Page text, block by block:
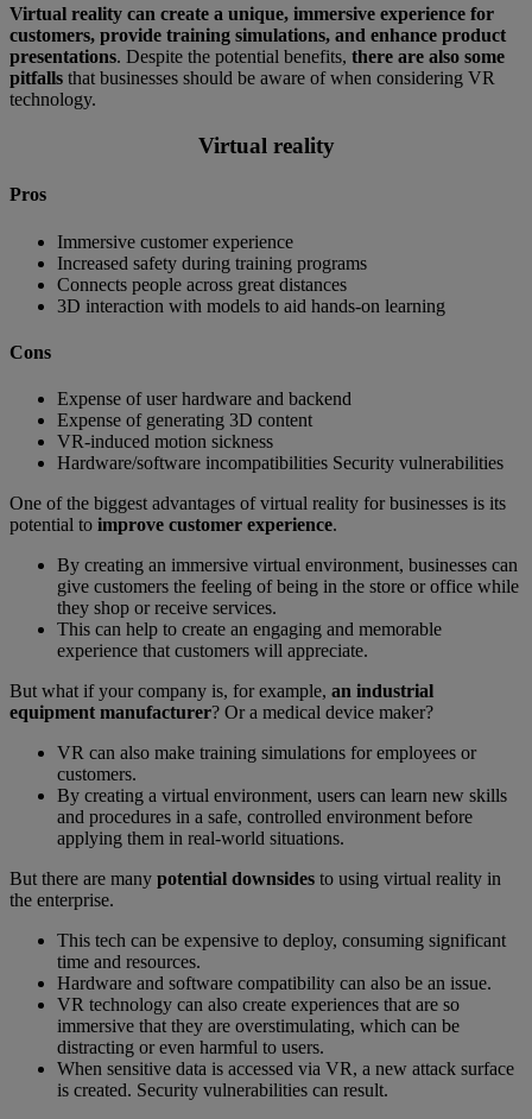
Virtual reality can create a unique, immersive experience for
customers, provide training simulations, and enhance product
presentations. Despite the potential benefits, there are also some
pitfalls that businesses should be aware of when considering VR
technology.
Virtual reality
Pros
Immersive customer experience
Increased safety during training programs
Connects people across great distances
3D interaction with models to aid hands-on learning
Cons
Expense of user hardware and backend
Expense of generating 3D content
VR-induced motion sickness
Hardware/software incompatibilities Security vulnerabilities
One of the biggest advantages of virtual reality for businesses is its
potential to improve customer experience.
By creating an immersive virtual environment, businesses can
give customers the feeling of being in the store or office while
they shop or receive services.
This can help to create an engaging and memorable
experience that customers will appreciate.
But what if your company is, for example, an industrial
equipment manufacturer? Or a medical device maker?
VR can also make training simulations for employees or
customers.
By creating a virtual environment, users can learn new skills
and procedures in a safe, controlled environment before
applying them in real-world situations.
But there are many potential downsides to using virtual reality in
the enterprise.
This tech can be expensive to deploy, consuming significant
time and resources.
Hardware and software compatibility can also be an issue.
VR technology can also create experiences that are so
immersive that they are overstimulating, which can be
distracting or even harmful to users.
When sensitive data is accessed via VR, a new attack surface
is created. Security vulnerabilities can result.